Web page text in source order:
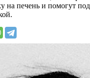
на печень и помогут